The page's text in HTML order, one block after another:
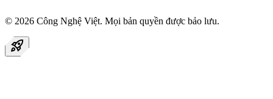
© 2026 Công Nghệ Việt. Mọi bản quyền được bảo lưu.
rocket_launch